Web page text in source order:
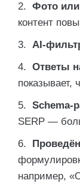
Фото
контент
AI-
Ответы
показывает,
Schema-
SERP —
например,